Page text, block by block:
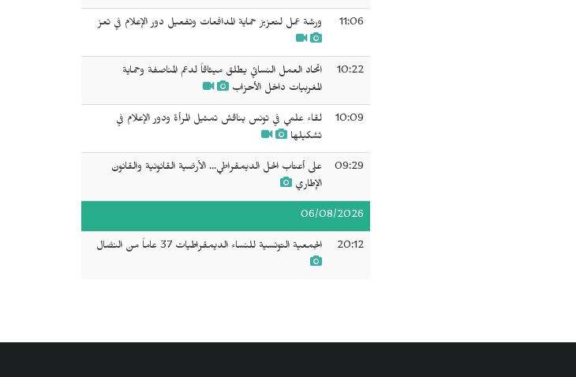
11:06 ورشة عمل لتعزيز حماية المدافعات وتفعيل دور الإعلام في تعز
10:22
اتحاد العمل النسائي يطلق ميثاقاً لدعم المناصفة وحماية
المغربيات داخل الأحزاب
10:09
لقاء علمي في تونس يناقش تمثيل المرأة ودور الإعلام في
تشكيلها
09:29
على أعتاب الحل الديمقراطي... الأرضية القانونية والقانون
الإطاري
06/08/2026
20:12 الجمعية التونسية للنساء الديمقراطيات 37 عاماً من النضال